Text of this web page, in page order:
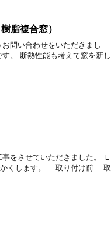
脂複合窓）
問い合わせをいただきまし
。 断熱性能も考えて窓を新し
をさせていただきました。 Ｌ
かくします。 取り付け前 取